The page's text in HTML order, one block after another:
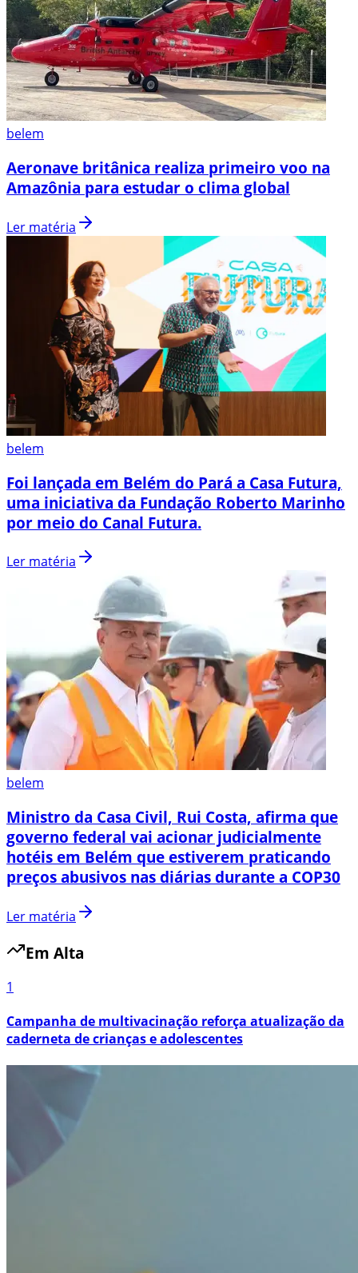
belem
Aeronave britânica realiza primeiro voo na
Amazônia para estudar o clima global
Ler matéria
belem
Foi lançada em Belém do Pará a Casa Futura,
uma iniciativa da Fundação Roberto Marinho
por meio do Canal Futura.
Ler matéria
belem
Ministro da Casa Civil, Rui Costa, afirma que
governo federal vai acionar judicialmente
hotéis em Belém que estiverem praticando
preços abusivos nas diárias durante a COP30
Ler matéria
Em Alta
1
Campanha de multivacinação reforça atualização da
caderneta de crianças e adolescentes